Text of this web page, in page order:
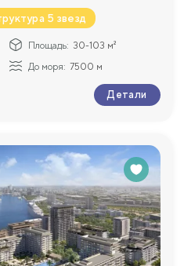
5 звезд
Площадь: 30-103 м²
До моря: 7500 м
Детали